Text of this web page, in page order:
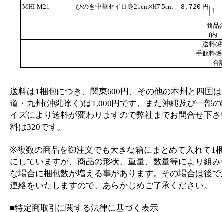
MHI-M21 ひのき中華セイロ身21cm×H7.5cm 8,720 円
商品
(内
送料(
手数料(
合
送料は1梱包につき、関東600円、その他の本州と四国
道・九州(沖縄除く)は1,000円です。また沖縄及び一部
イズにより送料が変わりますので弊社までお問合せ下
料は320です。
※複数の商品を御注文でも大きな箱にまとめて入れて1
にしていますが、商品の形状、重量、数量等により組
な場合に梱包数が増える事があります。その場合は後
連絡をいたしますので、あらかじめご了承ください。
■特定商取引に関する法律に基づく表示